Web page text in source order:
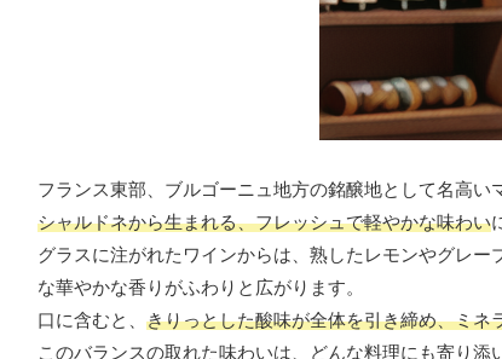
フランス東部、ブルゴーニュ地方の銘醸地として名高い
シャルドネから生まれる、フレッシュで軽やかな味わい
グラスに注がれたワインからは、熟したレモンやグレ
な華やかな香りがふわりと広がります。
口に含むと、 きりっとした酸味が全体を引き締め、ミ
このバランスの取れた味わいは、どんな料理にも寄り